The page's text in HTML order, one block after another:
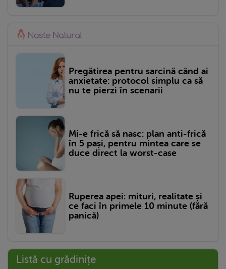
Pregătirea pentru sarcină când ai
anxietate: protocol simplu ca să
nu te pierzi în scenarii
Mi-e frică să nasc: plan anti-frică
în 5 pași, pentru mintea care se
duce direct la worst-case
Ruperea apei: mituri, realitate și
ce faci în primele 10 minute (fără
panică)
Listă cu grădinițe